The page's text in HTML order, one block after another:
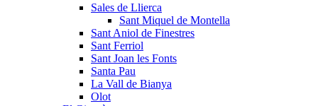
Sales de Llierca
Sant Miquel de Montella
Sant Aniol de Finestres
Sant Ferriol
Sant Joan les Fonts
Santa Pau
La Vall de Bianya
Olot